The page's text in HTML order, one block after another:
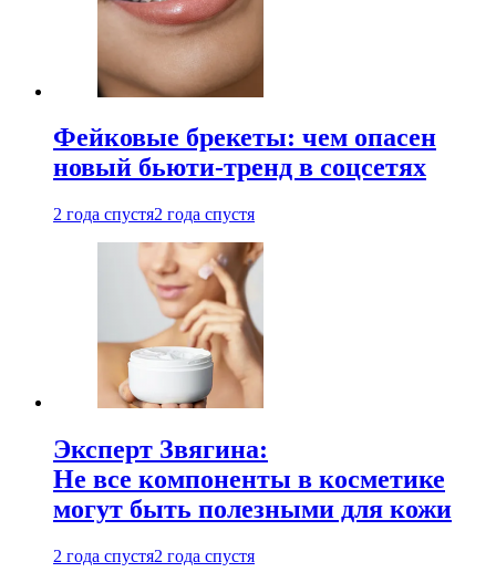
Фейковые брекеты: чем опасен
новый бьюти-тренд в соцсетях
2 года спустя2 года спустя
Эксперт Звягина:
Не все компоненты в косметике
могут быть полезными для кожи
2 года спустя2 года спустя